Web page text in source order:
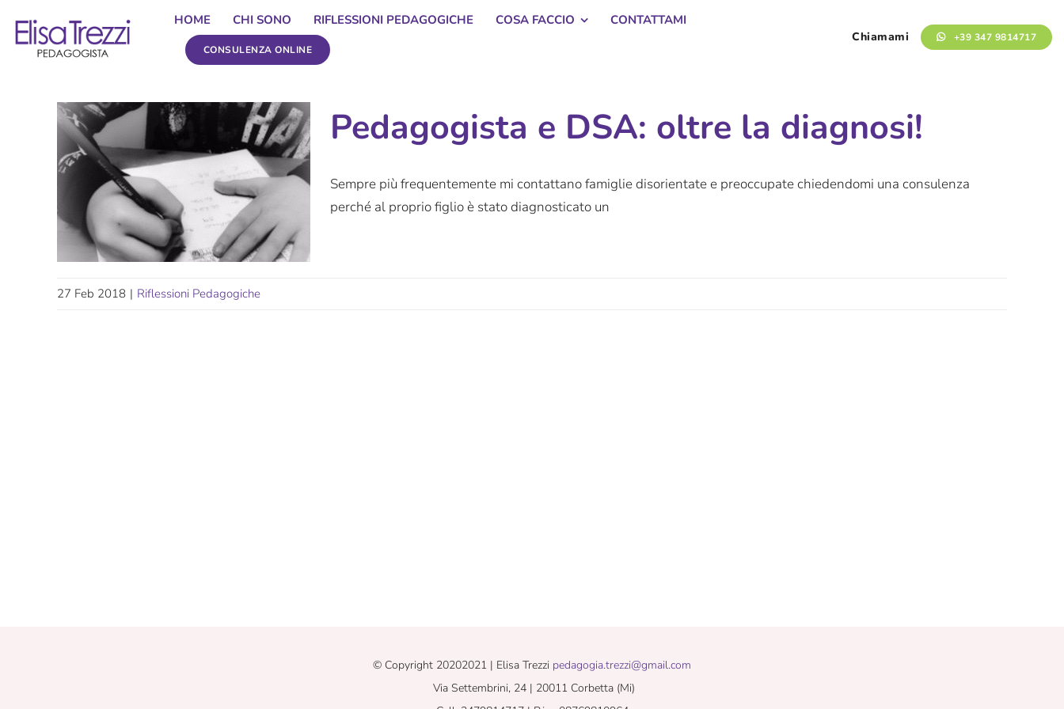
contenuto
HOME CHI SONO RIFLESSIONI PEDAGOGICHE COSA FACCIO CONTATTAMI
CONSULENZA ONLINE
Chiamami +39 347 9814717
Pedagogista e DSA: oltre la diagnosi!
Sempre più frequentemente mi contattano famiglie disorientate e preoccupate chiedendomi una consulenza
perché al proprio figlio è stato diagnosticato un
27 Feb 2018 | Riflessioni Pedagogiche
© Copyright 20202021 | Elisa Trezzi pedagogia.trezzi@gmail.com
Via Settembrini, 24 | 20011 Corbetta (Mi)